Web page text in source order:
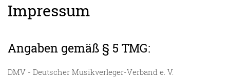
Impressum
Angaben gemäß § 5 TMG:
DMV - Deutscher Musikverleger-Verband e. V.